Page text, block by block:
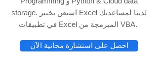
storage. استعن بخبير Excel لدينا لمساعدتك
في تطبيقات Excel المبرمجة من VBA.
احصل على استشارة مجانية الآن